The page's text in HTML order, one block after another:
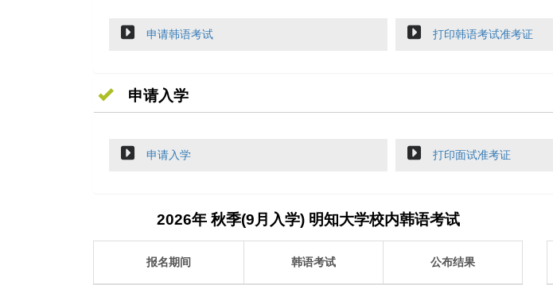
申请韩语考试 打印韩语考试准考证
申请入学
申请入学 打印面试准考证
2026年 秋季(9月入学) 明知大学校内韩语考试
报名期间 韩语考试 公布结果